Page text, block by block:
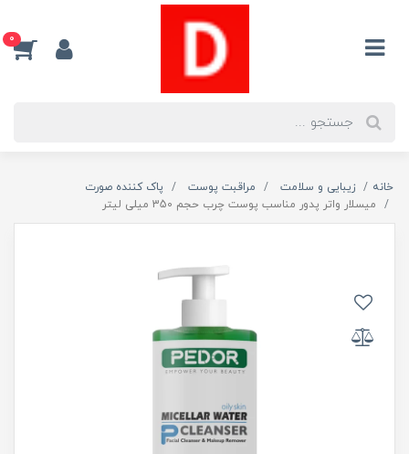
0
خانه زیبایی و سلامت مراقبت پوست
پاک کننده صورت
میسلار واتر پدور مناسب پوست چرب حجم 350 میلی لیتر